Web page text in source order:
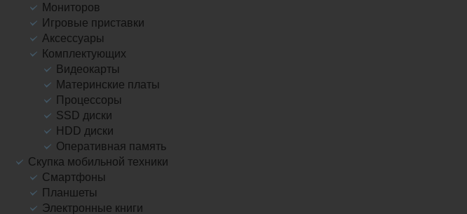
Мониторов
Игровые приставки
Аксессуары
Комплектующих
Видеокарты
Материнские платы
Процессоры
SSD диски
HDD диски
Оперативная память
Скупка мобильной техники
Смартфоны
Планшеты
Электронные книги